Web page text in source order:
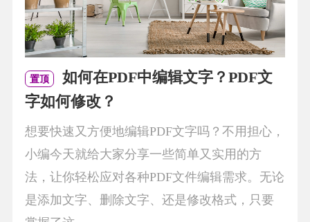
置顶
如何在PDF中编辑文字？PDF文
字如何修改？
想要快速又方便地编辑PDF文字吗？不用担心，
小编今天就给大家分享一些简单又实用的方
法，让你轻松应对各种PDF文件编辑需求。无论
是添加文字、删除文字、还是修改格式，只要